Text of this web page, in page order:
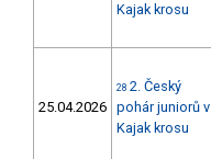
Kajak krosu
25.04.2026
28 2. Český
pohár juniorů v
Kajak krosu